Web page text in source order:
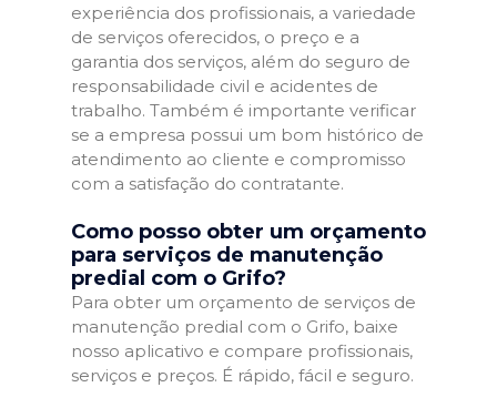
experiência dos profissionais, a variedade
de serviços oferecidos, o preço e a
garantia dos serviços, além do seguro de
responsabilidade civil e acidentes de
trabalho. Também é importante verificar
se a empresa possui um bom histórico de
atendimento ao cliente e compromisso
com a satisfação do contratante.
Como posso obter um orçamento
para serviços de manutenção
predial com o Grifo?
Para obter um orçamento de serviços de
manutenção predial com o Grifo, baixe
nosso aplicativo e compare profissionais,
serviços e preços. É rápido, fácil e seguro.